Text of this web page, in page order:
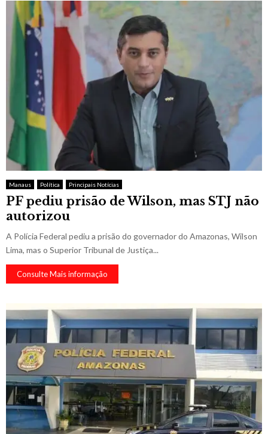
Manaus Política Principais Notícias
PF pediu prisão de Wilson, mas STJ não
autorizou
A Polícia Federal pediu a prisão do governador do Amazonas, Wilson
Lima, mas o Superior Tribunal de Justiça...
Consulte Mais informação